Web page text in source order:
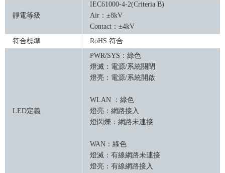
靜電等級
IEC61000-4-2(Criteria B)
Air：±8kV
Contact：±4kV
符合標準
RoHS 符合
LED定義
PWR/SYS：綠色
燈滅：電源/系統關閉
燈亮：電源/系統開啟
WLAN ：綠色
燈亮：網路接入
燈閃爍：網路未連接
WAN：綠色
燈滅：有線網路未連接
燈亮：有線網路接入